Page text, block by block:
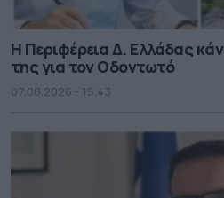
Η Περιφέρεια Δ. Ελλάδας
της για τον Οδοντωτό
07.08.2026 - 15.43